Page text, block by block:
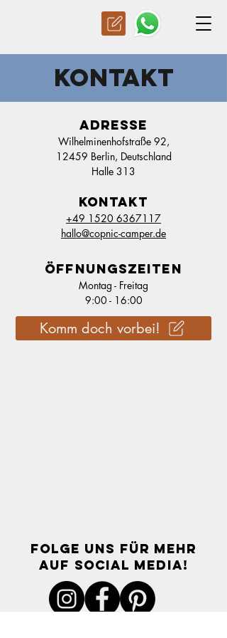
KONTAKT
ADRESSE
Wilhelminenhofstraße 92,
12459 Berlin, Deutschland
Halle 313
KONTAKT
+49 1520 6367117
hallo@copnic-camper.de
ÖFFNUNGSZEITEN
Montag - Freitag
9:00 - 16:00
Komm doch vorbei!
FOLGE UNS FÜR MEHR
AUF SOCIAL MEDIA!